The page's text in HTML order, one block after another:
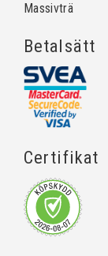
Massivträ
Betalsätt
Certifikat